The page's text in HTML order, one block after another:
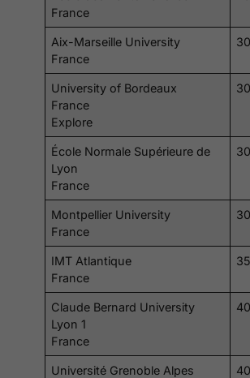
France
Aix-Marseille University
France
University of Bordeaux
France
Explore
École Normale Supérieure de
Lyon
France
Montpellier University
France
IMT Atlantique
France
Claude Bernard University
Lyon 1
France
Université Grenoble Alpes